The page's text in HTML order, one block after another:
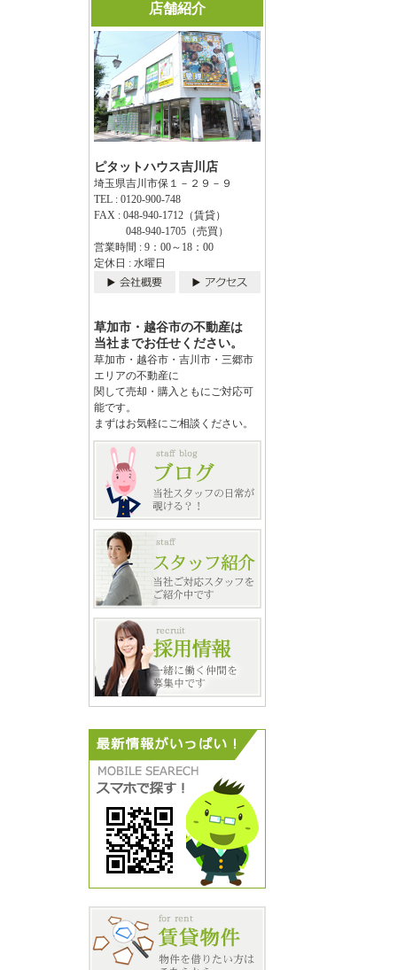
店舗紹介
ピタットハウス吉川店
埼玉県吉川市保１－２９－９
TEL : 0120-900-748
FAX : 048-940-1712（賃貸）
048-940-1705（売買）
営業時間 : 9：00～18：00
定休日 : 水曜日
草加市・越谷市の不動産は
当社までお任せください。
草加市・越谷市・吉川市・三郷市
エリアの不動産に
関して売却・購入ともにご対応可
能です。
まずはお気軽にご相談ください。